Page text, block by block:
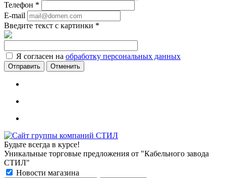
Телефон *
E-mail
Введите текст с картинки *
Я согласен на обработку персональных данных
Отменить
Будьте всегда в курсе!
Уникальные торговые предложения от "Кабельного завода
СТИЛ"
Новости магазина